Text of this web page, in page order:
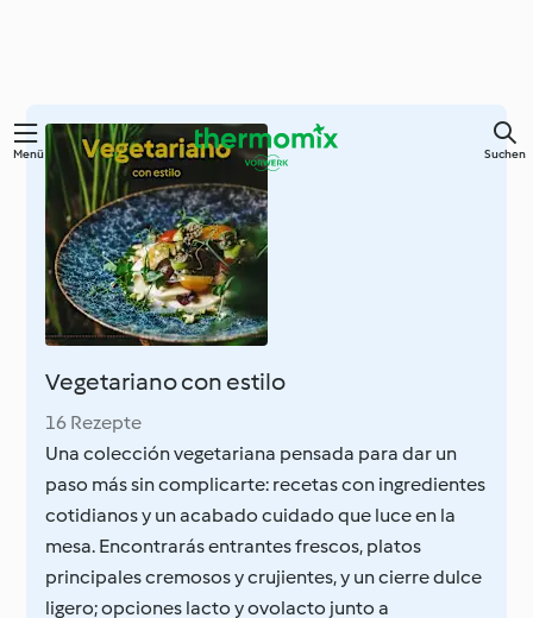
Springe
Hauptinhalt
Menü Suchen
Vegetariano con estilo
16 Rezepte
Una colección vegetariana pensada para dar un
paso más sin complicarte: recetas con ingredientes
cotidianos y un acabado cuidado que luce en la
mesa. Encontrarás entrantes frescos, platos
principales cremosos y crujientes, y un cierre dulce
ligero; opciones lacto y ovolacto junto a